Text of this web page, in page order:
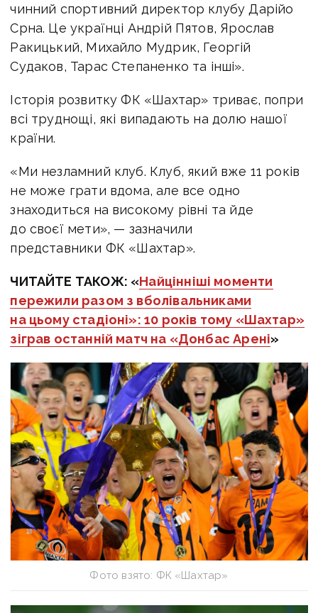
чинний спортивний директор клубу Дарійо
Срна. Це українці Андрій Пятов, Ярослав
Ракицький, Михайло Мудрик, Георгій
Судаков, Тарас Степаненко та інші».
Історія розвитку ФК «Шахтар» триває, попри
всі труднощі, які випадають на долю нашої
країни.
«Ми незламний клуб. Клуб, який вже 11 років
не може грати вдома, але все одно
знаходиться на високому рівні та йде
до своєї мети», — зазначили
представники ФК «Шахтар».
ЧИТАЙТЕ ТАКОЖ: «Найцінніші моменти
пережили разом з вболівальниками
на цьому стадіоні»: 10 років тому «Шахтар»
зіграв останній матч на «Донбас Арені»
Фото взято: ФК «Шахтар»